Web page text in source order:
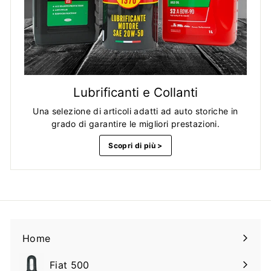
Lubrificanti e Collanti
Una selezione di articoli adatti ad auto storiche in
grado di garantire le migliori prestazioni.
Scopri di più >
Home
Fiat 500